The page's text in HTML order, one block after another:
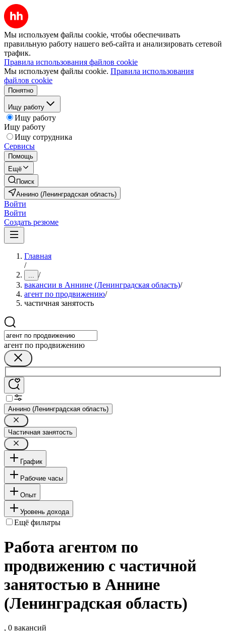
Мы используем файлы cookie, чтобы обеспечивать
правильную работу нашего веб-сайта и анализировать сетевой
трафик.
Правила использования файлов cookie
Мы используем файлы cookie. Правила использования
файлов cookie
Понятно
Ищу работу
Ищу работу
Ищу работу
Ищу сотрудника
Сервисы
Помощь
Ещё
Поиск
Аннино (Ленинградская область)
Войти
Войти
Создать резюме
Главная
/
... /
вакансии в Аннине (Ленинградская область)/
агент по продвижению/
частичная занятость
агент по продвижению
Аннино (Ленинградская область)
Частичная занятость
График
Рабочие часы
Опыт
Уровень дохода
Ещё фильтры
Работа агентом по
продвижению с частичной
занятостью в Аннине
(Ленинградская область)
, 0 вакансий